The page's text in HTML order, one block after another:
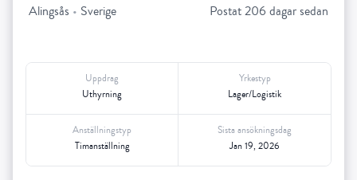
Alingsås • Sverige Postat 206 dagar sedan
Uthyrning
Uppdrag
Lager/Logistik
Yrkestyp
Timanställning
Anställningstyp
Jan 19, 2026
Sista ansökningsdag